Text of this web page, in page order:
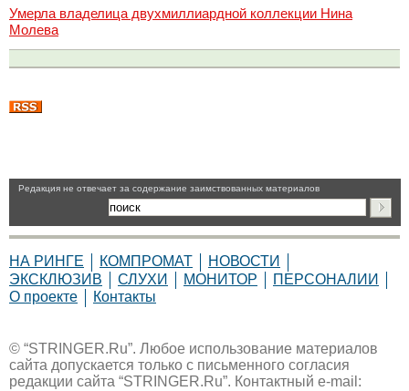
Умерла владелица двухмиллиардной коллекции Нина
Молева
Pедакция не отвечает за содержание заимствованных материалов
НА РИНГЕ КОМПРОМАТ
НОВОСТИ
ЭКСКЛЮЗИВ
СЛУХИ МОНИТОР
ПЕРСОНАЛИИ
О проекте
Контакты
© “STRINGER.Ru”. Любое использование материалов
сайта допускается только с письменного согласия
редакции сайта “STRINGER.Ru”. Контактный e-mail: